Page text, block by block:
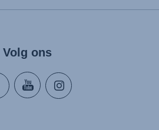
Volg ons